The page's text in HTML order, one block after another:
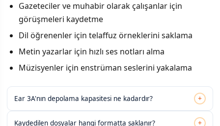
Gazeteciler ve muhabir olarak çalışanlar için
görüşmeleri kaydetme
Dil öğrenenler için telaffuz örneklerini saklama
Metin yazarlar için hızlı ses notları alma
Müzisyenler için enstrüman seslerini yakalama
Ear 3A'nın depolama kapasitesi ne kadardır? +
Kaydedilen dosyalar hangi formatta saklanır? +